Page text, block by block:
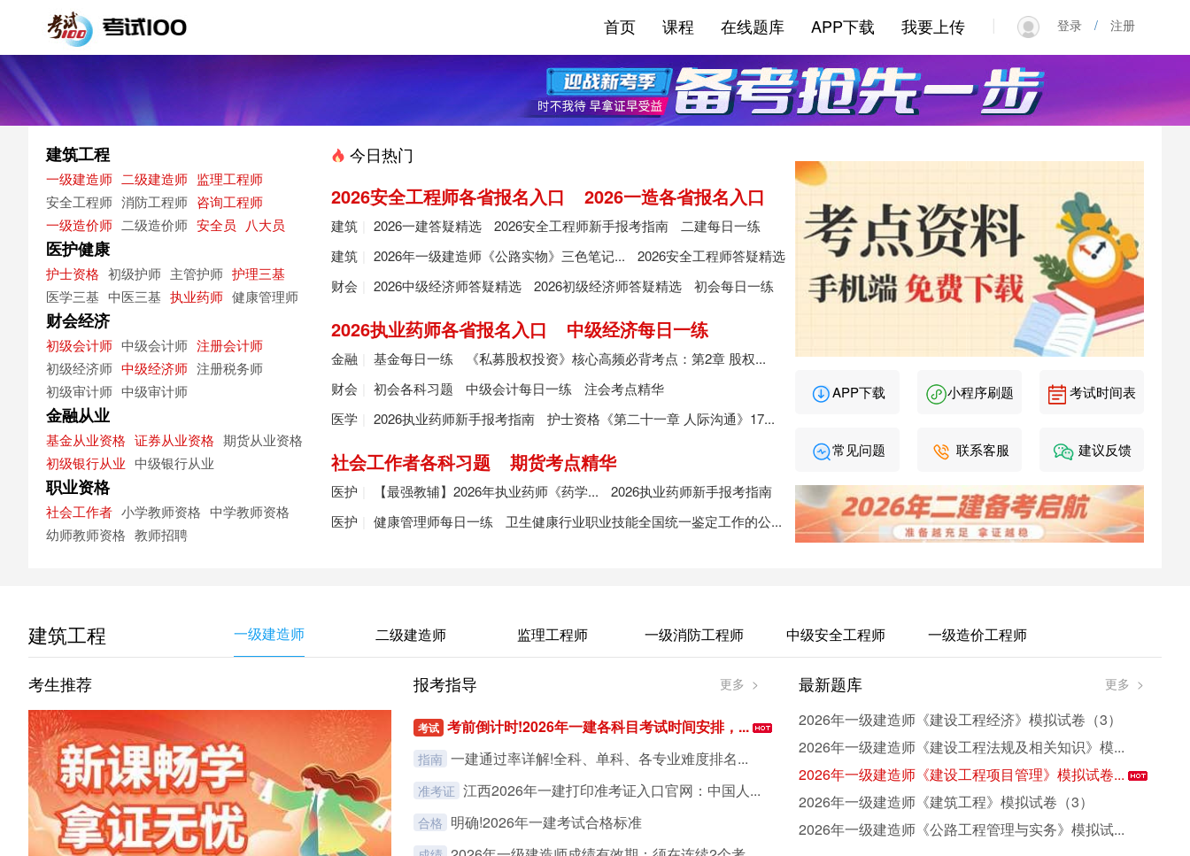
| 登录 / 注册
我要上传
APP下载
在线题库
课程
首页
建筑工程
一级建造师 二级建造师 监理工程师
安全工程师 消防工程师 咨询工程师
一级造价师 二级造价师 安全员 八大员
医护健康
护士资格 初级护师 主管护师 护理三基
医学三基 中医三基 执业药师 健康管理师
财会经济
初级会计师 中级会计师 注册会计师
初级经济师 中级经济师 注册税务师
初级审计师 中级审计师
金融从业
基金从业资格 证券从业资格 期货从业资格
初级银行从业 中级银行从业
职业资格
社会工作者 小学教师资格 中学教师资格
幼师教师资格 教师招聘
今日热门
2026安全工程师各省报名入口 2026一造各省报名入口
建筑 2026一建答疑精选 2026安全工程师新手报考指南
二建每日一练
建筑
2026年一级建造师《公路实物》三色笔记...
2026安全工程师答疑精选
财会
2026中级经济师答疑精选 2026初级经济师答疑精选 初会每日一练
2026执业药师各省报名入口 中级经济每日一练
金融 基金每日一练
《私募股权投资》核心高频必背考点：第2章 股权...
财会
初会各科习题 中级会计每日一练
注会考点精华
医学
2026执业药师新手报考指南 护士资格《第二十一章 人际沟通》17...
社会工作者各科习题 期货考点精华
医护 【最强教辅】2026年执业药师《药学...
2026执业药师新手报考指南
医护
健康管理师每日一练 卫生健康行业职业技能全国统一鉴定工作的公...
APP下载 小程序刷题 考试时间表
常见问题 联系客服 建议反馈
建筑工程 一级建造师 二级建造师 监理工程师 一级消防工程师 中级安全工程师 一级造价工程师
考生推荐 报考指导 更多 >
考试 考前倒计时!2026年一建各科目考试时间安排，...
指南 一建通过率详解!全科、单科、各专业难度排名...
准考证 江西2026年一建打印准考证入口官网：中国人...
合格 明确!2026年一建考试合格标准
最新题库 更多 >
2026年一级建造师《建设工程经济》模拟试卷（3）
2026年一级建造师《建设工程法规及相关知识》模...
2026年一级建造师《建设工程项目管理》模拟试卷...
2026年一级建造师《建筑工程》模拟试卷（3）
2026年一级建造师《公路工程管理与实务》模拟试...